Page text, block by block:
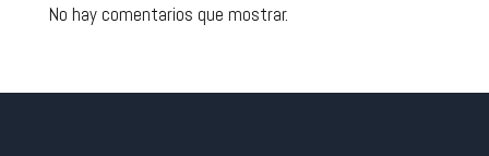
No hay comentarios que mostrar.